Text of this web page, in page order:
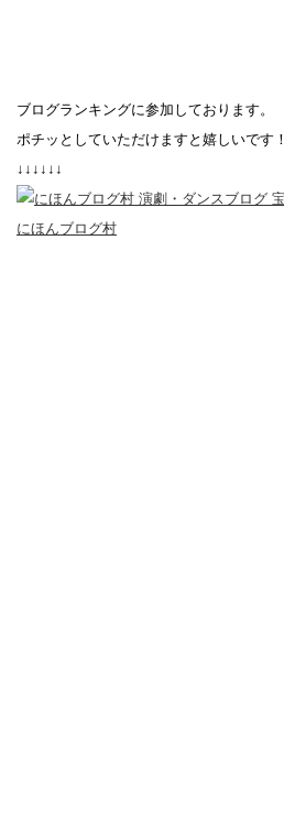
ブログランキングに参加しております。
ポチッとしていただけますと嬉しいです！
↓↓↓↓↓↓
にほんブログ村